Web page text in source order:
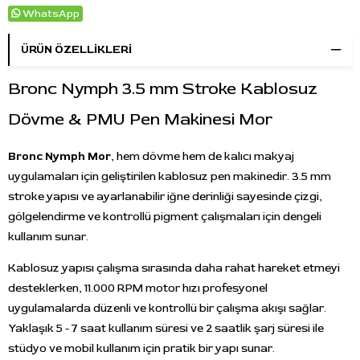
WhatsApp
ÜRÜN ÖZELLIKLERI
Bronc Nymph 3.5 mm Stroke Kablosuz
Dövme & PMU Pen Makinesi Mor
Bronc Nymph Mor, hem dövme hem de kalıcı makyaj
uygulamaları için geliştirilen kablosuz pen makinedir. 3.5 mm
stroke yapısı ve ayarlanabilir iğne derinliği sayesinde çizgi,
gölgelendirme ve kontrollü pigment çalışmaları için dengeli
kullanım sunar.
Kablosuz yapısı çalışma sırasında daha rahat hareket etmeyi
desteklerken, 11.000 RPM motor hızı profesyonel
uygulamalarda düzenli ve kontrollü bir çalışma akışı sağlar.
Yaklaşık 5 - 7 saat kullanım süresi ve 2 saatlik şarj süresi ile
stüdyo ve mobil kullanım için pratik bir yapı sunar.